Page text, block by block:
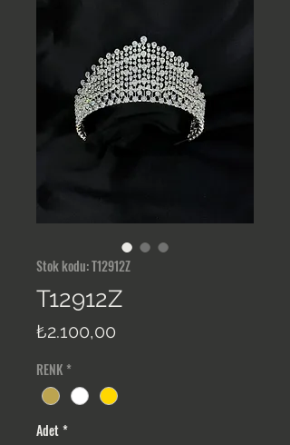
Stok kodu: T12912Z
T12912Z
₺2.100,00
RENK *
Adet*